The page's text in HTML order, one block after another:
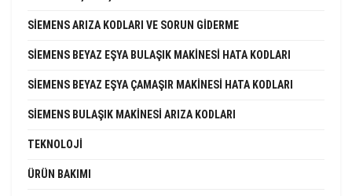
SIEMENS ARIZA KODLARI VE SORUN GIDERME
SIEMENS BEYAZ EŞYA BULAŞIK MAKINESI HATA KODLARI
SIEMENS BEYAZ EŞYA ÇAMAŞIR MAKINESI HATA KODLARI
SIEMENS BULAŞIK MAKINESI ARIZA KODLARI
TEKNOLOJI
ÜRÜN BAKIMI